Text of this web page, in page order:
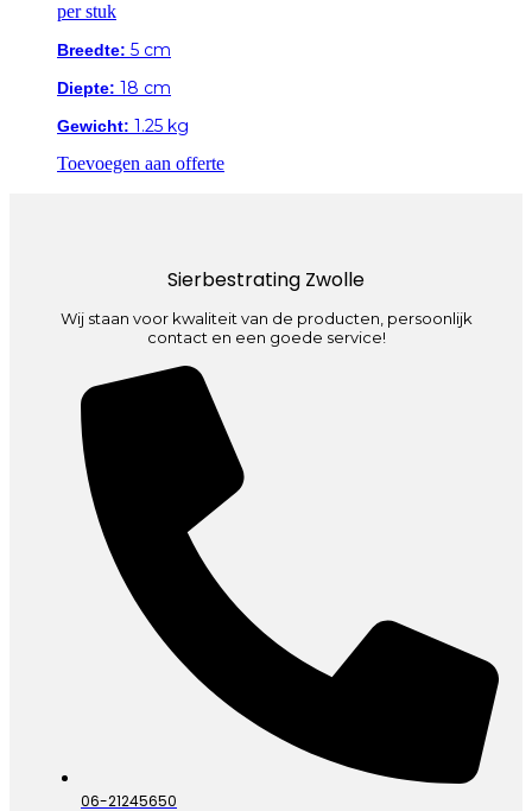
per stuk
Breedte: 5 cm
Diepte: 18 cm
Gewicht: 1.25 kg
Toevoegen aan offerte
Sierbestrating Zwolle
Wij staan voor kwaliteit van de producten, persoonlijk
contact en een goede service!
06-21245650